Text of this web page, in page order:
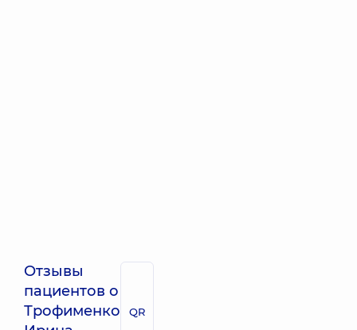
Отзывы
пациентов о
Трофименко
QR